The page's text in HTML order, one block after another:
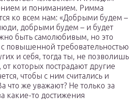
и пониманием. Римма
ко всем нам: «Добрыми будем –
добрыми будем – и будет
быть самолюбивым, но это
с повышенной требовательностью
и себя, тогда ты, не позволишь
которых пострадают другие
чтобы с ним считались и
что же уважают? Не только за
какие-то достижения